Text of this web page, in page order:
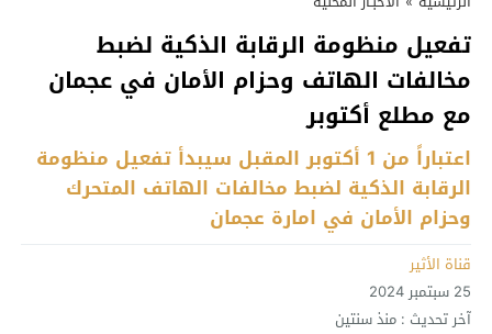
تفعيل منظومة الرقابة الذكية لضبط
مخالفات الهاتف وحزام الأمان في عجمان
مع مطلع أكتوبر
اعتباراً من 1 أكتوبر المقبل سيبدأ تفعيل منظومة
الرقابة الذكية لضبط مخالفات الهاتف المتحرك
وحزام الأمان في امارة عجمان
قناة الأثير
25 سبتمبر 2024
آخر تحديث : منذ سنتين